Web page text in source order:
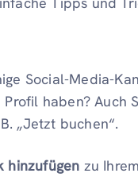
Social-Media-
haben? Auch
„Jetzt buchen“.
hinzufügen zu